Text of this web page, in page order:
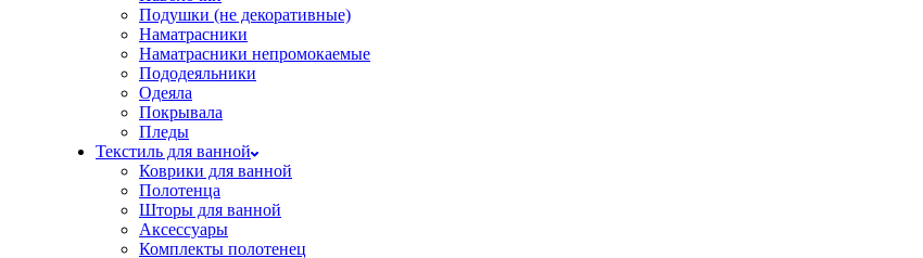
Подушки (не декоративные)
Наматрасники
Наматрасники непромокаемые
Пододеяльники
Одеяла
Покрывала
Пледы
Текстиль для ванной
Коврики для ванной
Полотенца
Шторы для ванной
Аксессуары
Комплекты полотенец